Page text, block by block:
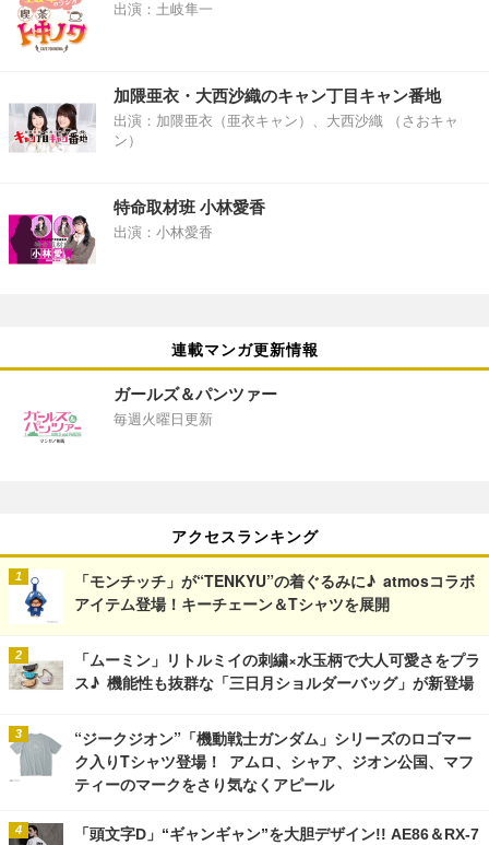
出演：土岐隼一
加隈亜衣・大西沙織のキャン丁目キャン番地
出演：加隈亜衣（亜衣キャン）、大西沙織 （さおキャ
ン）
特命取材班 小林愛香
出演：小林愛香
連載マンガ更新情報
ガールズ＆パンツァー
毎週火曜日更新
アクセスランキング
「モンチッチ」が“TENKYU”の着ぐるみに♪ atmosコラボ
アイテム登場！キーチェーン＆Tシャツを展開
「ムーミン」リトルミイの刺繍×水玉柄で大人可愛さをプラ
ス♪ 機能性も抜群な「三日月ショルダーバッグ」が新登場
“ジークジオン”「機動戦士ガンダム」シリーズのロゴマー
ク入りTシャツ登場！ アムロ、シャア、ジオン公国、マフ
ティーのマークをさり気なくアピール
「頭文字D」“ギャンギャン”を大胆デザイン!! AE86＆RX-7